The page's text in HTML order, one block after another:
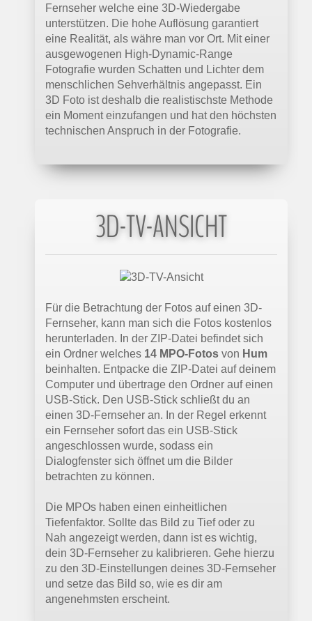
Fernseher welche eine 3D-Wiedergabe
unterstützen. Die hohe Auflösung garantiert
eine Realität, als währe man vor Ort. Mit einer
ausgewogenen High-Dynamic-Range
Fotografie wurden Schatten und Lichter dem
menschlichen Sehverhältnis angepasst. Ein
3D Foto ist deshalb die realistischste Methode
ein Moment einzufangen und hat den höchsten
technischen Anspruch in der Fotografie.
3D-TV-ANSICHT
Für die Betrachtung der Fotos auf einen 3D-
Fernseher, kann man sich die Fotos kostenlos
herunterladen. In der ZIP-Datei befindet sich
ein Ordner welches 14 MPO-Fotos von Hum
beinhalten. Entpacke die ZIP-Datei auf deinem
Computer und übertrage den Ordner auf einen
USB-Stick. Den USB-Stick schließt du an
einen 3D-Fernseher an. In der Regel erkennt
ein Fernseher sofort das ein USB-Stick
angeschlossen wurde, sodass ein
Dialogfenster sich öffnet um die Bilder
betrachten zu können.
Die MPOs haben einen einheitlichen
Tiefenfaktor. Sollte das Bild zu Tief oder zu
Nah angezeigt werden, dann ist es wichtig,
dein 3D-Fernseher zu kalibrieren. Gehe hierzu
zu den 3D-Einstellungen deines 3D-Fernseher
und setze das Bild so, wie es dir am
angenehmsten erscheint.